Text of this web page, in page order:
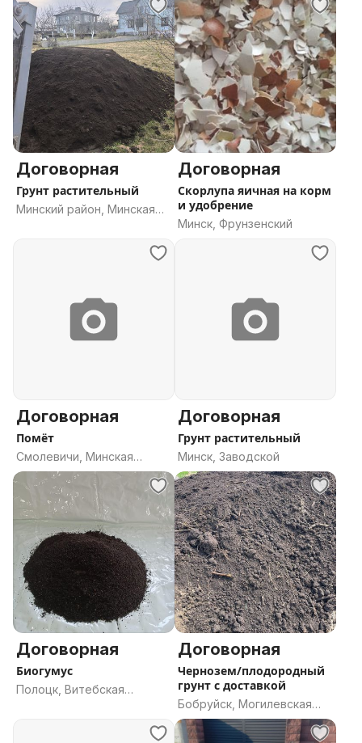
Договорная
Грунт растительный
Минский район, Минская
Договорная
Скорлупа яичная на корм
и удобрение
Минск, Фрунзенский
Договорная
Помёт
Смолевичи, Минская
область
Договорная
Грунт растительный
Минск, Заводской
Договорная
Биогумус
Полоцк, Витебская
Договорная
Чернозем/плодородный
грунт с доставкой
Бобруйск, Могилевская
область